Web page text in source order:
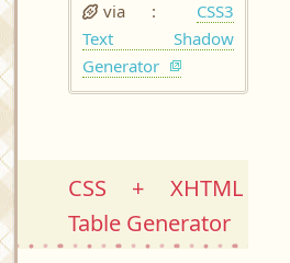
via :
CSS3
Text Shadow
Generator
CSS + XHTML
Table Generator